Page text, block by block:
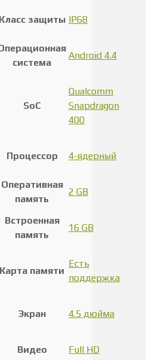
защиты IP68
система
Android 4.4
SoC
Qualcomm
Snapdragon
400
Процессор 4-ядерный
Оперативная
память
2 GB
Встроенная
память
16 GB
Карта памяти
Есть
поддержка
Экран 4.5 дюйма
Видео Full HD